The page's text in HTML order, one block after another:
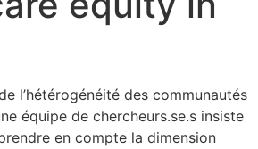
l’hétérogénéité des communautés
équipe de chercheurs.se.s insiste
en compte la dimension